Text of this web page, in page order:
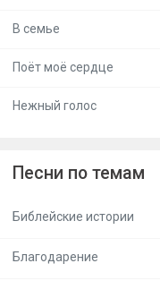
В семье
Поёт моё сердце
Нежный голос
Песни по темам
Библейские истории
Благодарение